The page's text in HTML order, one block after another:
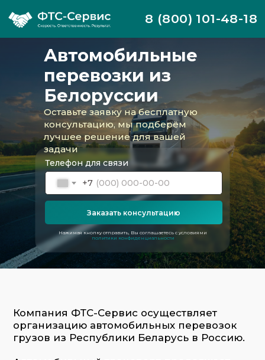
8 (800) 101-48-18
Нажимая кнопку отправить, Вы соглашаетесь с условиями
политики конфиденциальности
Телефон для связи
+7
Заказать консультацию
Автомобильные
перевозки из
Белоруссии
Оставьте заявку на бесплатную
консультацию, мы подберём
лучшее решение для вашей
задачи
Компания ФТС-Сервис осуществляет
организацию автомобильных перевозок
грузов из Республики Беларусь в Россию.
Автомобильный транспорт продолжает
оставаться наиболее гибким и
максимального использования грузового
пространства, он оптимально подходит как
для регулярных, так и для единичных
поставок.